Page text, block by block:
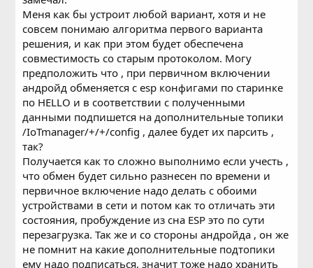
Меня как бы устроит любой вариант, хотя и не
совсем понимаю алгоритма первого варианта
решения, и как при этом будет обеспечена
совместимость со старым протоколом. Могу
предположить что , при первичном включении
андройд обменяется с esp конфигами по старинке
по HELLO и в соответствии с полученными
данными подпишется на дополнительные топики
/IoTmanager/+/+/config , далее будет их парсить ,
так?
Получается как то сложно выполнимо если учесть ,
что обмен будет сильно разнесен по времени и
первичное включение надо делать с обоими
устройствами в сети и потом как то отличать эти
состояния, пробуждение из сна ESP это по сути
перезагрузка. Так же и со стороны андройда , он же
не помнит на какие дополнительные подтопики
ему надо подписаться, значит тоже надо хранить